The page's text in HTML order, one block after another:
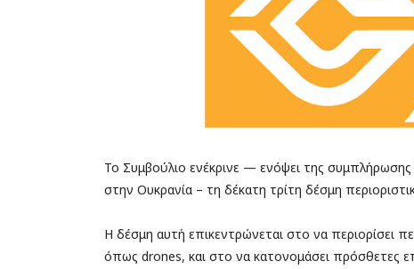
Το Συμβούλιο ενέκρινε — ενόψει της
στην Ουκρανία – τη δέκατη τρίτη δέσμη
Η δέσμη αυτή επικεντρώνεται στο να περιορίσει
όπως drones, και στο να κατονομάσει πρόσθετες